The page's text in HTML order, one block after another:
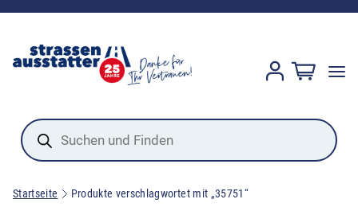
Products
search
Startseite Produkte verschlagwortet mit „35751“